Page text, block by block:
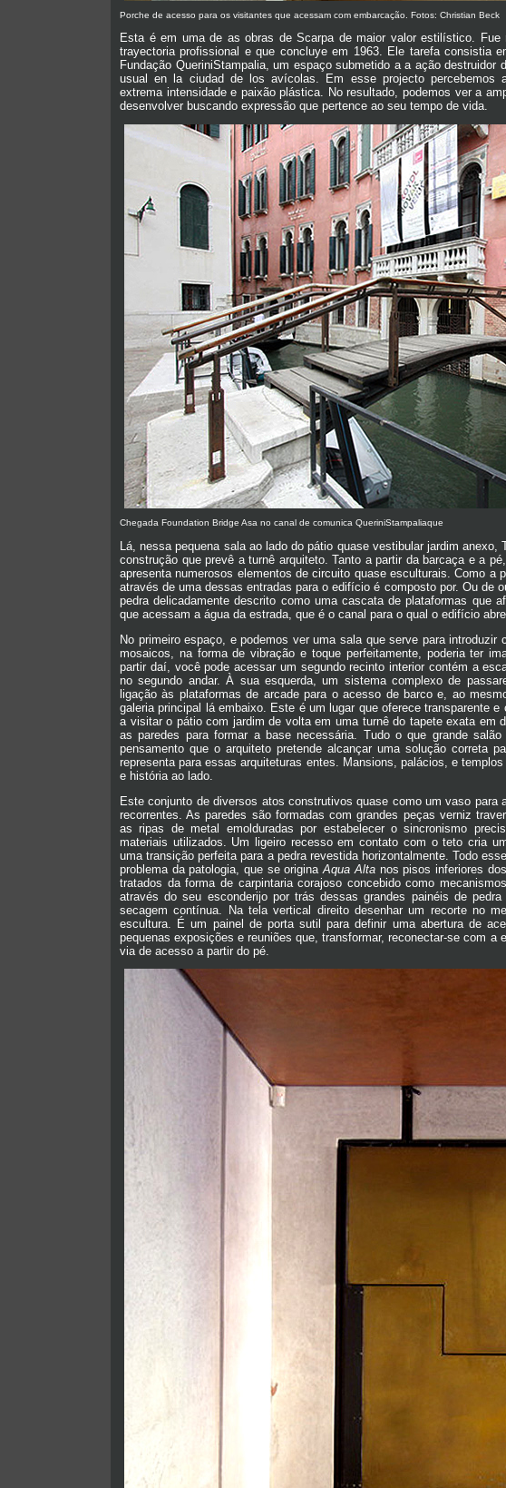
Porche de acesso para os visitantes que acessam com embarcação. Fotos: Christian Beck
Esta é em uma de as obras de Scarpa de maior valor estilístico.
trayectoria profissional e que concluye em 1963. Ele tarefa consistia
Fundação QueriniStampalia, um espaço submetido a a ação
usual en la ciudad de los avícolas. Em esse projecto percebemos
extrema intensidade e paixão plástica. No resultado, podemos ver a
desenvolver buscando expressão que pertence ao seu tempo de vida.
Chegada Foundation Bridge Asa no canal de comunica QueriniStampaliaque
Lá, nessa pequena sala ao lado do pátio quase vestibular jardim
construção que prevê a turnê arquiteto. Tanto a partir da barcaça e a
apresenta numerosos elementos de circuito quase esculturais. Como a
através de uma dessas entradas para o edifício é composto por. Ou de
pedra delicadamente descrito como uma cascata de plataformas que
que acessam a água da estrada, que é o canal para o qual o edifício abre.
No primeiro espaço, e podemos ver uma sala que serve para introduzir
mosaicos, na forma de vibração e toque perfeitamente, poderia ter
partir daí, você pode acessar um segundo recinto interior contém a
no segundo andar. À sua esquerda, um sistema complexo de
ligação às plataformas de arcade para o acesso de barco e, ao
galeria principal lá embaixo. Este é um lugar que oferece transparente
a visitar o pátio com jardim de volta em uma turnê do tapete exata em
as paredes para formar a base necessária. Tudo o que grande
pensamento que o arquiteto pretende alcançar uma solução correta
representa para essas arquiteturas entes. Mansions, palácios, e
e história ao lado.
Este conjunto de diversos atos construtivos quase como um vaso para
recorrentes. As paredes são formadas com grandes peças verniz
as ripas de metal emolduradas por estabelecer o sincronismo
materiais utilizados. Um ligeiro recesso em contato com o teto cria
uma transição perfeita para a pedra revestida horizontalmente. Todo
problema da patologia, que se originaAqua Altanos pisos inferiores
tratados da forma de carpintaria corajoso concebido como
através do seu esconderijo por trás dessas grandes painéis de
secagem contínua. Na tela vertical direito desenhar um recorte no
escultura. É um painel de porta sutil para definir uma abertura de
pequenas exposições e reuniões que, transformar, reconectar-se com a
via de acesso a partir do pé.